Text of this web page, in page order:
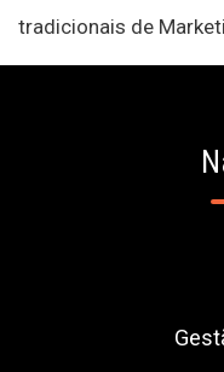
tradicionais de